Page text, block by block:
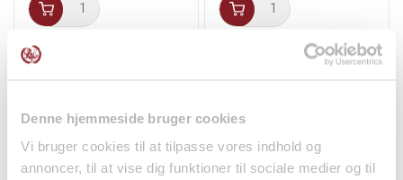
Denne hjemmeside bruger cookies
Vi bruger cookies til at tilpasse vores indhold og
annoncer, til at vise dig funktioner til sociale medier og til